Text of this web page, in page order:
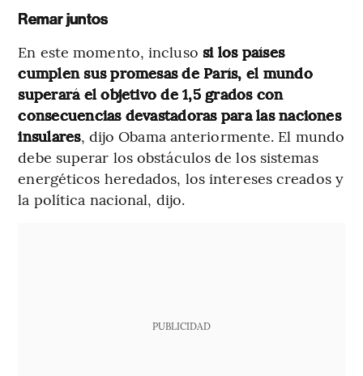
Remar juntos
En este momento, incluso si los países
cumplen sus promesas de París, el mundo
superará el objetivo de 1,5 grados con
consecuencias devastadoras para las naciones
insulares, dijo Obama anteriormente. El mundo
debe superar los obstáculos de los sistemas
energéticos heredados, los intereses creados y
la política nacional, dijo.
PUBLICIDAD